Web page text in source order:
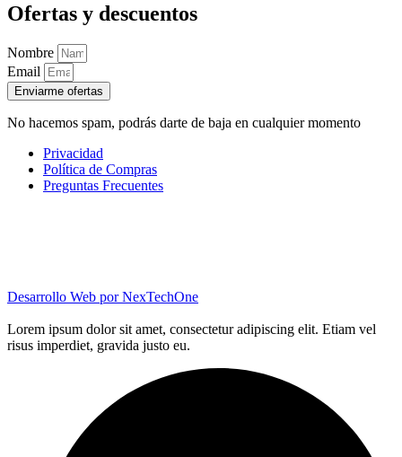
Ofertas y descuentos
Nombre
Email
Enviarme ofertas
No hacemos spam, podrás darte de baja en cualquier momento
Privacidad
Política de Compras
Preguntas Frecuentes
Desarrollo Web porNexTechOne
Lorem ipsum dolor sit amet, consectetur adipiscing elit. Etiam vel
risus imperdiet, gravida justo eu.